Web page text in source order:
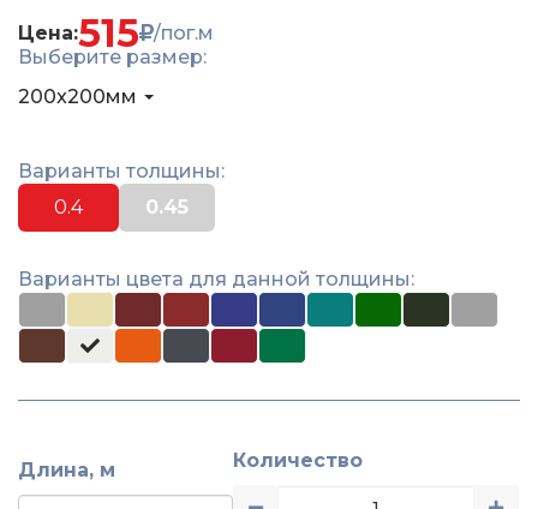
Цена:515
/пог.м
Выберите размер:
200x200мм
Варианты толщины:
0.4
0.45
Варианты цвета для данной толщины:
Длина, м Количество